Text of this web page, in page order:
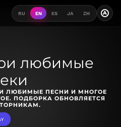
RU EN ES JA ZH A
любимые
ЛЮБИМЫЕ ПЕСНИ И МНОГОЕ
ПОДБОРКА ОБНОВЛЯЕТСЯ